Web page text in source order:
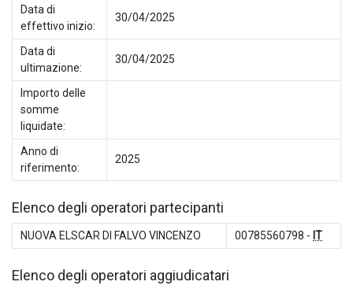
Data di
effettivo inizio:
30/04/2025
Data di
ultimazione:
30/04/2025
Importo delle
somme
liquidate:
Anno di
riferimento:
2025
Elenco degli operatori partecipanti
NUOVA ELSCAR DI FALVO VINCENZO 00785560798 - IT
Elenco degli operatori aggiudicatari